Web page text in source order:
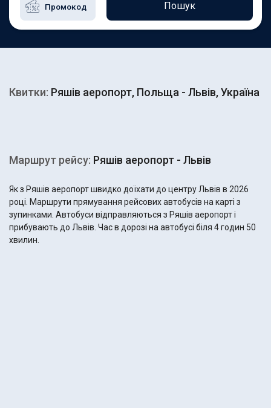
Пошук
Квитки: Ряшів аеропорт, Польща - Львів, Україна
Маршрут рейсу: Ряшів аеропорт - Львів
Як з Ряшів аеропорт швидко доїхати до центру Львів в 2026
році. Маршрути прямування рейсових автобусів на карті з
зупинками. Автобуси відправляються з Ряшів аеропорт і
прибувають до Львів. Час в дорозі на автобусі біля 4 годин 50
хвилин.